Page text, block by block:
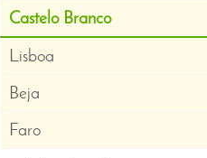
Castelo Branco
Lisboa
Beja
Faro